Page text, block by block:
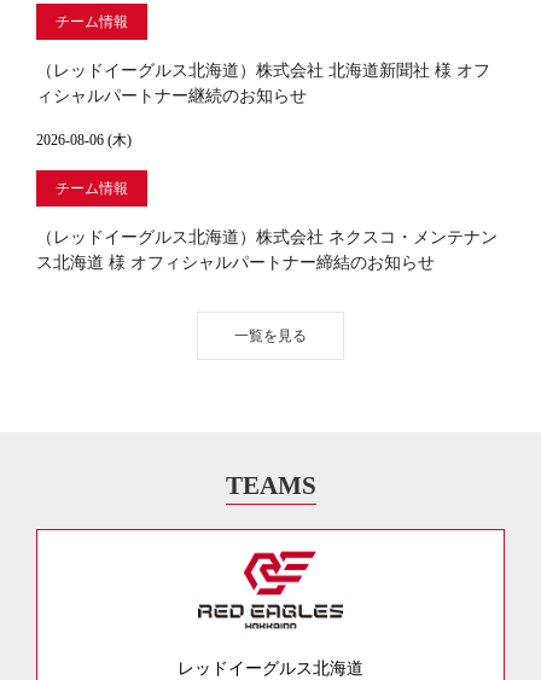
チーム情報
（レッドイーグルス北海道）株式会社 北海道新聞社 様 オフ
ィシャルパートナー継続のお知らせ
2026-08-06 (木)
チーム情報
（レッドイーグルス北海道）株式会社 ネクスコ・メンテナン
ス北海道 様 オフィシャルパートナー締結のお知らせ
一覧を見る
TEAMS
レッドイーグルス北海道